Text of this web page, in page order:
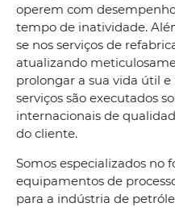
operem com
tempo de inatividade.
se nos serviços de
atualizando
prolongar a sua vida útil e
serviços são executados
internacionais de
do cliente.
Somos especializados no
equipamentos de
para a indústria de